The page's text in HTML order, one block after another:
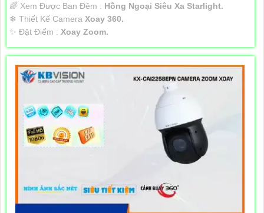
🌈 Xem Được Ban Đêm : Hồng Ngoại Siêu Xa Starlight.
❄ Thiết Kế Camera Xoay 360.
️✨ Đặt Điểm : Xoay Zoom.